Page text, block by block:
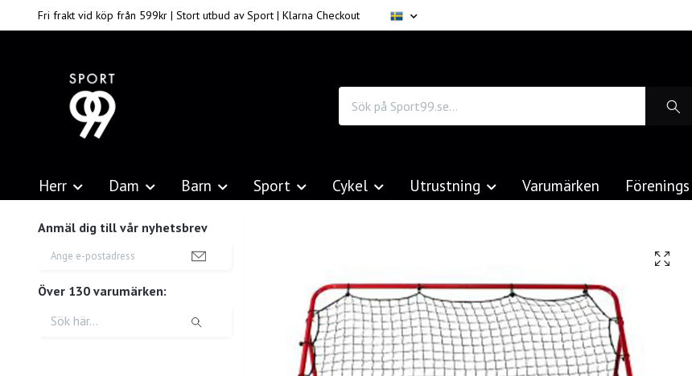
Fri frakt vid köp från 599kr | Stort utbud av Sport | Klarna Checkout
Herr Dam Barn Sport Cykel Utrustning Varumärken
Anmäl dig till vår nyhetsbrev
Över 130 varumärken: